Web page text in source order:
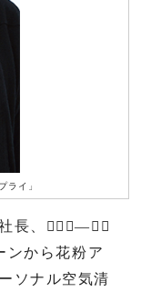
ライ」
、０３―３５
ンから花粉ア
ソナル空気清